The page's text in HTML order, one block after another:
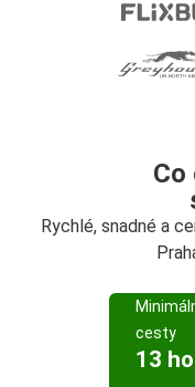
Co
Rychlé, snadné a
cesty
13